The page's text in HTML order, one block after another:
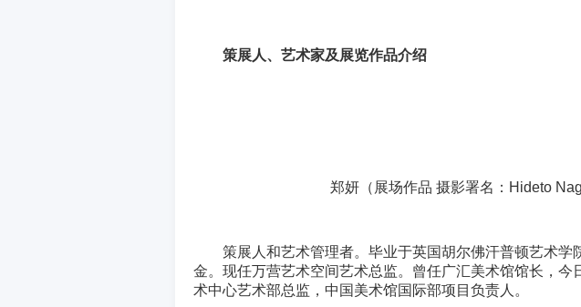
策展人、艺术家及展览作品介绍
郑妍（展场作品 摄影署名：Hideto
策展人和艺术管理者。毕业于英国胡尔佛汗普顿艺术学
金。现任万营艺术空间艺术总监。曾任广汇美术馆馆长，今
术中心艺术部总监，中国美术馆国际部项目负责人。